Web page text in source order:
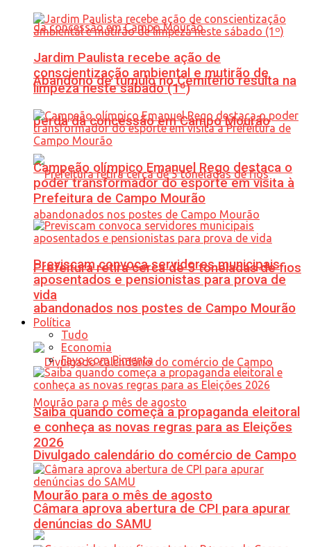
Abandono de túmulo no Cemitério resulta na
perda da concessão em Campo Mourão
Prefeitura retira cerca de 5 toneladas de fios
abandonados nos postes de Campo Mourão
Divulgado calendário do comércio de Campo
Mourão para o mês de agosto
Jardim Paulista recebe ação de
conscientização ambiental e mutirão de
limpeza neste sábado (1º)
Campeão olímpico Emanuel Rego destaca o
poder transformador do esporte em visita à
Prefeitura de Campo Mourão
Previscam convoca servidores municipais
aposentados e pensionistas para prova de
vida
Política
Tudo
Economia
Favo com Pimenta
Saiba quando começa a propaganda eleitoral
e conheça as novas regras para as Eleições
2026
Câmara aprova abertura de CPI para apurar
denúncias do SAMU